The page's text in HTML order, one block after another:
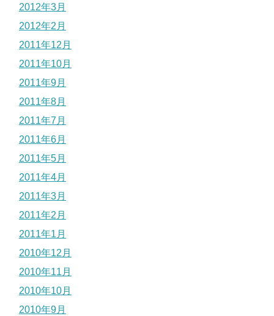
2012年3月
2012年2月
2011年12月
2011年10月
2011年9月
2011年8月
2011年7月
2011年6月
2011年5月
2011年4月
2011年3月
2011年2月
2011年1月
2010年12月
2010年11月
2010年10月
2010年9月